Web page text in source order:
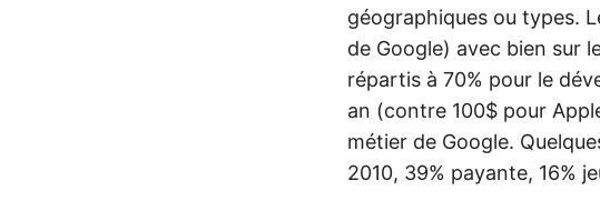
géographiques ou types.
de Google) avec bien sur
répartis à 70% pour le
an (contre 100$ pour
métier de Google.
2010, 39% payante, 16%